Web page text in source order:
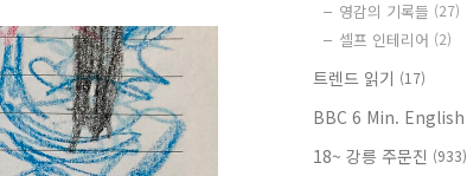
영감의 기록들 (27)
셀프 인테리어 (2)
트렌드 읽기 (17)
BBC 6 Min. English
18~ 강릉 주문진 (933)